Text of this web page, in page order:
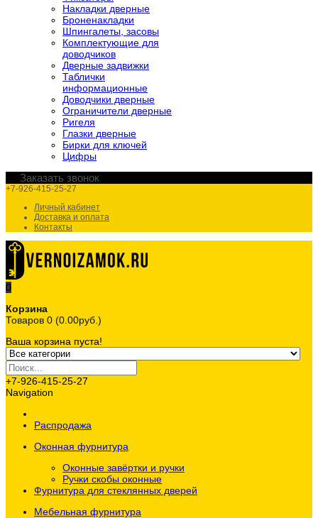
Накладки дверные
Броненакладки
Шпингалеты, засовы
Комплектующие для
доводчиков
Дверные задвижки
Таблички
информационные
Доводчики дверные
Ограничители дверные
Ригеля
Глазки дверные
Бирки для ключей
Цифры
Заказать звонок
+7-926-415-25-27
Личный кабинет
Доставка и оплата
Контакты
0
Корзина
Товаров 0 (0.00руб.)
Ваша корзина пуста!
+7-926-415-25-27
Navigation
Распродажа
Оконная фурнитура
Оконные завёртки и ручки
Ручки скобы оконные
Фурнитура для стеклянных дверей
Мебельная фурнитура